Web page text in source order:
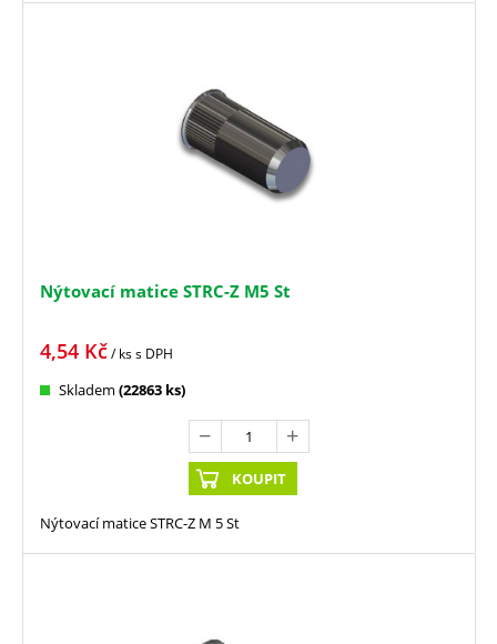
Nýtovací matice STRC-Z M5 St
4,54 Kč/ kss DPH
Skladem (22863 ks)
KOUPIT
Nýtovací matice STRC-Z M 5 St